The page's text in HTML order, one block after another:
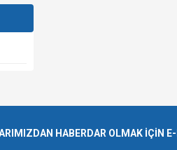
HABERDAR OLMAK İÇİN